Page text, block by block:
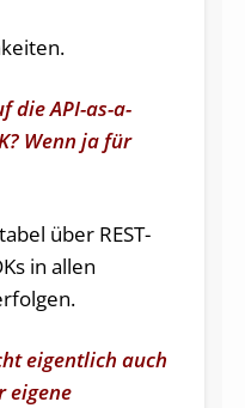
die API-as-a-
Wenn ja für
über REST-
in allen
eigentlich auch
eigene